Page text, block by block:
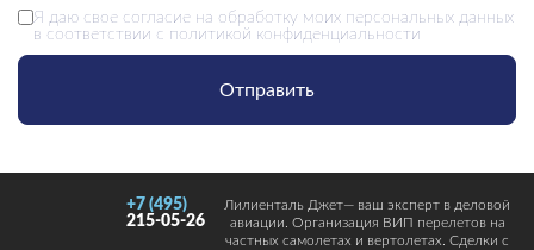
Я даю свое согласие на обработку моих персональных данных
в соответствии с политикой конфиденциальности
Отправить
+7 (495)
215-05-26
Лилиенталь Джет— ваш эксперт в деловой
авиации. Организация ВИП перелетов на
частных самолетах и вертолетах. Сделки с